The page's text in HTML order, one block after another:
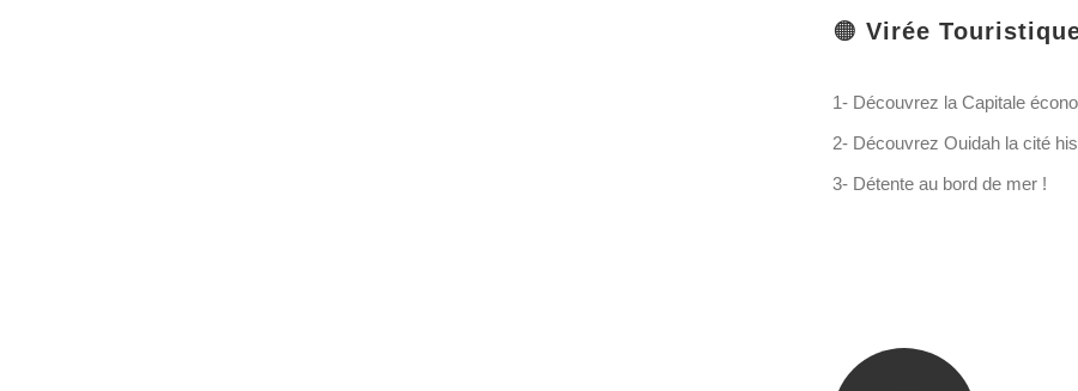
🟠Virée
1- Découvrez la Capitale
2- Découvrez Ouidah la cité
3- Détente au bord de mer !